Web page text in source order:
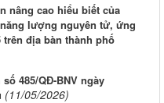
nâng cao hiểu biết của
lượng nguyên tử, ứng
địa bàn thành phố
485/QĐ-BNV ngày
(11/05/2026)